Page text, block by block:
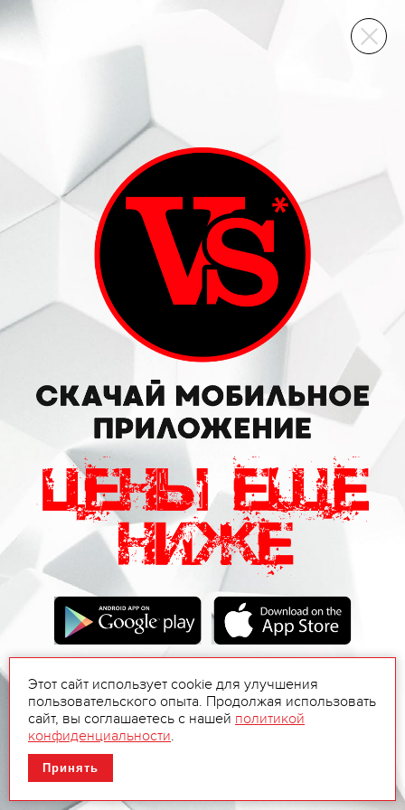
ВИННЫЙ СКЛАД
Этот сайт использует cookie для улучшения
пользовательского опыта. Продолжая использовать
сайт, вы соглашаетесь с нашей политикой
конфиденциальности.
Принять